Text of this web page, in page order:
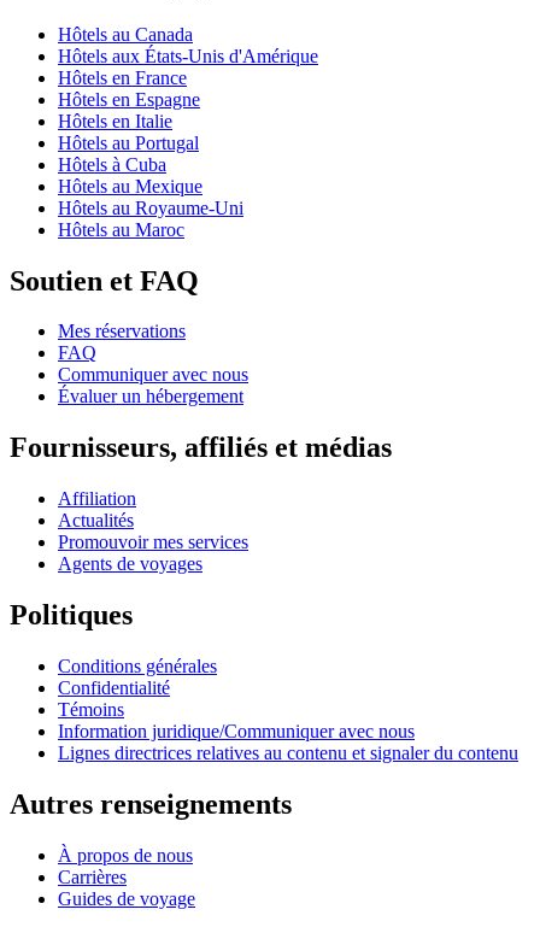
Hôtels au Canada
Hôtels aux États-Unis d'Amérique
Hôtels en France
Hôtels en Espagne
Hôtels en Italie
Hôtels au Portugal
Hôtels à Cuba
Hôtels au Mexique
Hôtels au Royaume-Uni
Hôtels au Maroc
Soutien et FAQ
Mes réservations
FAQ
Communiquer avec nous
Évaluer un hébergement
Fournisseurs, affiliés et médias
Affiliation
Actualités
Promouvoir mes services
Agents de voyages
Politiques
Conditions générales
Confidentialité
Témoins
Information juridique/Communiquer avec nous
Lignes directrices relatives au contenu et signaler du contenu
Autres renseignements
À propos de nous
Carrières
Guides de voyage